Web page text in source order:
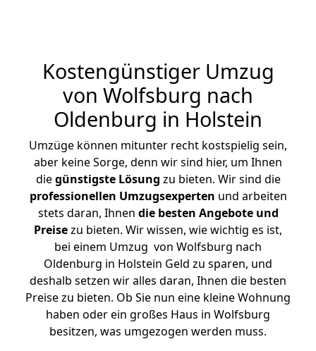
Kostengünstiger Umzug
von Wolfsburg nach
Oldenburg in Holstein
Umzüge können mitunter recht kostspielig sein,
aber keine Sorge, denn wir sind hier, um Ihnen
diegünstigste Lösung zu bieten. Wir sind die
professionellen Umzugsexperten und arbeiten
stets daran, Ihnen die besten Angebote und
Preisezu bieten. Wir wissen, wie wichtig es ist,
bei einem Umzug von Wolfsburg nach
Oldenburg in Holstein Geld zu sparen, und
deshalb setzen wir alles daran, Ihnen die besten
Preise zu bieten. Ob Sie nun eine kleine Wohnung
haben oder ein großes Haus in Wolfsburg
besitzen, was umgezogen werden muss.